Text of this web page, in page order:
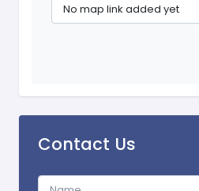
No map link added yet
Contact Us